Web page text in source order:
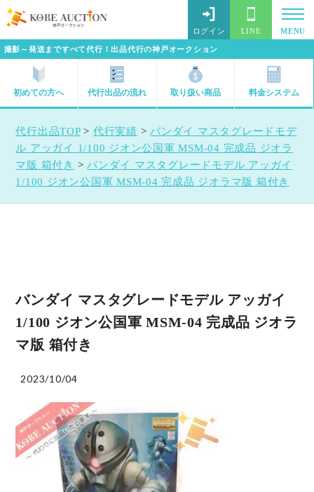
撮影～発送まですべて代行！出品代行の神戸オークション
ログイン LINE MENU
初めての方へ 代行出品の流れ 取り扱い商品 料金システム
代行出品TOP> 代行実績 >バンダイ マスタグレードモデ
ル アッガイ 1/100 ジオン公国軍 MSM-04 完成品 ジオラ
マ版 箱付き >バンダイ マスタグレードモデル アッガイ
1/100 ジオン公国軍 MSM-04 完成品 ジオラマ版 箱付き
バンダイ マスタグレードモデル アッガイ
1/100 ジオン公国軍 MSM-04 完成品 ジオラ
マ版 箱付き
2023/10/04